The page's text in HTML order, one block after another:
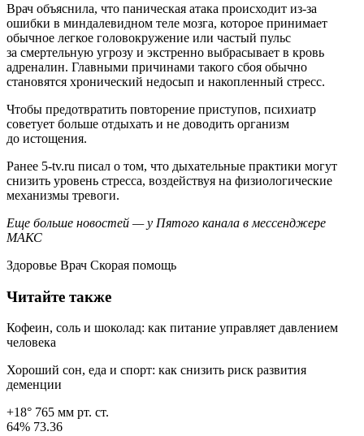
Врач объяснила, что паническая атака происходит из-за
ошибки в миндалевидном теле мозга, которое принимает
обычное легкое головокружение или частый пульс
за смертельную угрозу и экстренно выбрасывает в кровь
адреналин. Главными причинами такого сбоя обычно
становятся хронический недосып и накопленный стресс.
Чтобы предотвратить повторение приступов, психиатр
советует больше отдыхать и не доводить организм
до истощения.
Ранее 5-tv.ru писал о том, что дыхательные практики могут
снизить уровень стресса, воздействуя на физиологические
механизмы тревоги.
Еще больше новостей — у Пятого канала в мессенджере
МАКС
Здоровье Врач Скорая помощь
Читайте также
Кофеин, соль и шоколад: как питание управляет давлением
человека
Хороший сон, еда и спорт: как снизить риск развития
деменции
+18° 765 мм рт. ст.
64% 73.36